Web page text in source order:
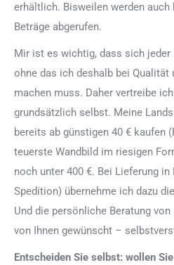
erhältlich. Bisweilen werden
Beträge abgerufen.
Mir ist es wichtig, dass sich jeder
ohne das ich deshalb bei
machen muss. Daher vertreibe
grundsätzlich selbst. Meine
bereits ab günstigen 40 € kaufen
teuerste Wandbild im riesigen
noch unter 400 €. Bei Lieferung
Spedition) übernehme ich dazu
Und die persönliche Beratung
von Ihnen gewünscht –
Entscheiden Sie selbst: wollen